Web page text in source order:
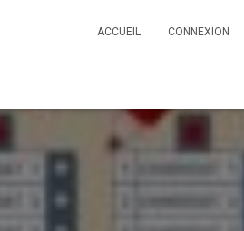
ACCUEIL CONNEXION